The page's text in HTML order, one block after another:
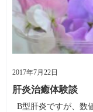
2017年7月22日
肝炎治癒体験談
B型肝炎ですが、数